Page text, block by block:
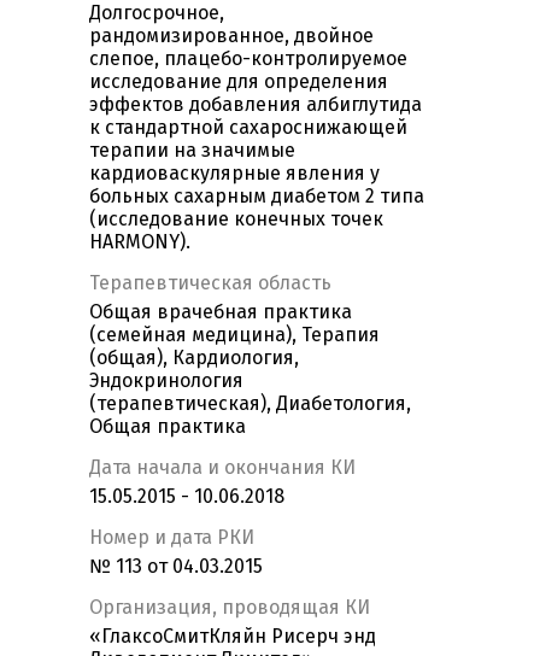
Долгосрочное,
рандомизированное, двойное
слепое, плацебо-контролируемое
исследование для определения
эффектов добавления албиглутида
к стандартной сахароснижающей
терапии на значимые
кардиоваскулярные явления у
больных сахарным диабетом 2 типа
(исследование конечных точек
HARMONY).
Терапевтическая область
Общая врачебная практика
(семейная медицина), Терапия
(общая), Кардиология,
Эндокринология
(терапевтическая), Диабетология,
Общая практика
Дата начала и окончания КИ
15.05.2015 - 10.06.2018
Номер и дата РКИ
№ 113 от 04.03.2015
Организация, проводящая КИ
«ГлаксоСмитКляйн Рисерч энд